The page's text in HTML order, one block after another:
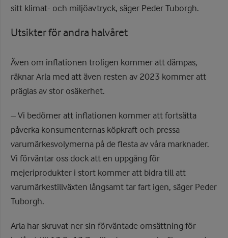
sitt klimat- och miljöavtryck, säger Peder Tuborgh.
Utsikter för andra halvåret
Även om inflationen troligen kommer att dämpas,
räknar Arla med att även resten av 2023 kommer att
präglas av stor osäkerhet.
– Vi bedömer att inflationen kommer att fortsätta
påverka konsumenternas köpkraft och pressa
varumärkesvolymerna på de flesta av våra marknader.
Vi förväntar oss dock att en uppgång för
mejeriprodukter i stort kommer att bidra till att
varumärkestillväxten långsamt tar fart igen, säger Peder
Tuborgh.
Arla har skruvat ner sin förväntade omsättning för